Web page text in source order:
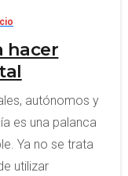
hacer
autónomos y
es una palanca
Ya no se trata
utilizar